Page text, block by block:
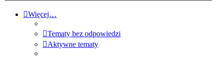
Więcej…
Tematy bez odpowiedzi
Aktywne tematy